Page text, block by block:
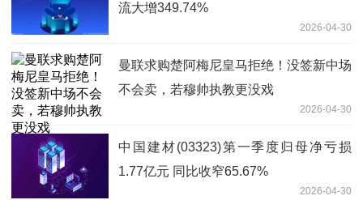
流大增349.74%
2026-04-30
曼联求购楚阿梅尼皇马拒绝！没签新中场
不会卖，若穆帅执教更没戏
2026-04-30
中国建材(03323)第一季度归母净亏损
1.77亿元 同比收窄65.67%
2026-04-30